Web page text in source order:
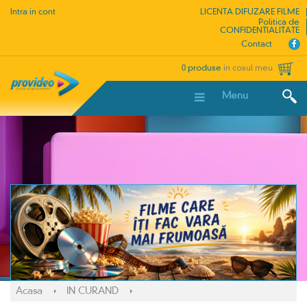
Intra in cont
LICENTA DIFUZARE FILME
Politica de
CONFIDENTIALITATE
Contact
0 produse in cosul meu
Menu
Acasa IN CURAND